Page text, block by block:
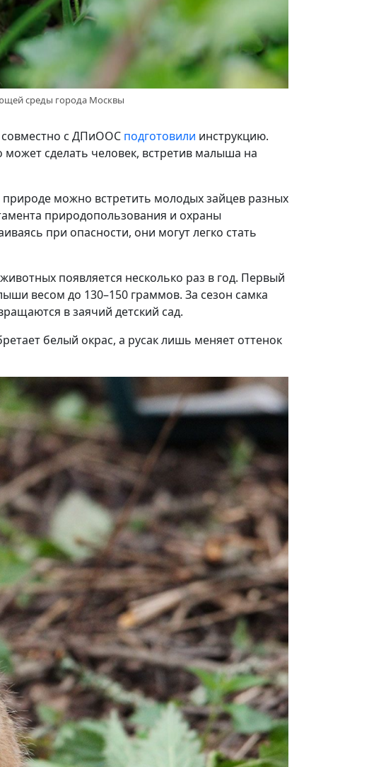
среды города Москвы
совместно с ДПиООС подготовили инструкцию.
сделать человек, встретив малыша на
можно встретить молодых зайцев разных
природопользования и охраны
при опасности, они могут легко стать
появляется несколько раз в год. Первый
весом до 130–150 граммов. За сезон самка
в заячий детский сад.
белый окрас, а русак лишь меняет оттенок